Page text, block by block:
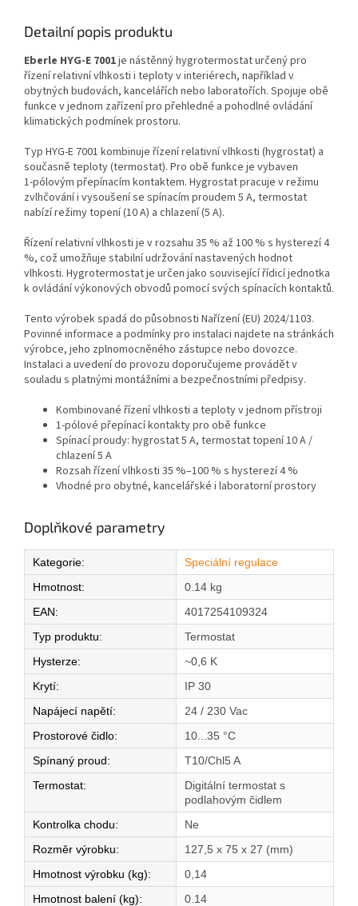
Detailní popis produktu
Eberle HYG-E 7001je nástěnný hygrotermostat určený pro
řízení relativní vlhkosti i teploty v interiérech, například v
obytných budovách, kancelářích nebo laboratořích. Spojuje obě
funkce v jednom zařízení pro přehledné a pohodlné ovládání
klimatických podmínek prostoru.
Typ HYG-E 7001 kombinuje řízení relativní vlhkosti (hygrostat) a
současně teploty (termostat). Pro obě funkce je vybaven
1‑pólovým přepínacím kontaktem. Hygrostat pracuje v režimu
zvlhčování i vysoušení se spínacím proudem 5 A, termostat
nabízí režimy topení (10 A) a chlazení (5 A).
Řízení relativní vlhkosti je v rozsahu 35 % až 100 % s hysterezí 4
%, což umožňuje stabilní udržování nastavených hodnot
vlhkosti. Hygrotermostat je určen jako související řídicí jednotka
k ovládání výkonových obvodů pomocí svých spínacích kontaktů.
Tento výrobek spadá do působnosti Nařízení (EU) 2024/1103.
Povinné informace a podmínky pro instalaci najdete na stránkách
výrobce, jeho zplnomocněného zástupce nebo dovozce.
Instalaci a uvedení do provozu doporučujeme provádět v
souladu s platnými montážními a bezpečnostními předpisy.
Kombinované řízení vlhkosti a teploty v jednom přístroji
1‑pólové přepínací kontakty pro obě funkce
Spínací proudy: hygrostat 5 A, termostat topení 10 A /
chlazení 5 A
Rozsah řízení vlhkosti 35 %–100 % s hysterezí 4 %
Vhodné pro obytné, kancelářské i laboratorní prostory
Doplňkové parametry
Kategorie:
Speciální regulace
Hmotnost:
0.14 kg
EAN:
4017254109324
Typ produktu:
Termostat
Hysterze:
~0,6 K
Krytí:
IP 30
Napájecí napětí:
24 / 230 Vac
Prostorové čidlo:
10...35 °C
Spínaný proud:
T10/Chl5 A
Termostat:
Digitální termostat s
podlahovým čidlem
Kontrolka chodu:
Ne
Rozměr výrobku:
127,5 x 75 x 27 (mm)
Hmotnost výrobku (kg):
0,14
Hmotnost balení (kg): 0.14